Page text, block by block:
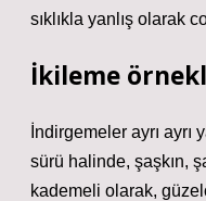
sıklıkla yanlış olarak
İkileme
İndirgemeler ayrı ayrı
sürü halinde, şaşkın,
kademeli olarak,